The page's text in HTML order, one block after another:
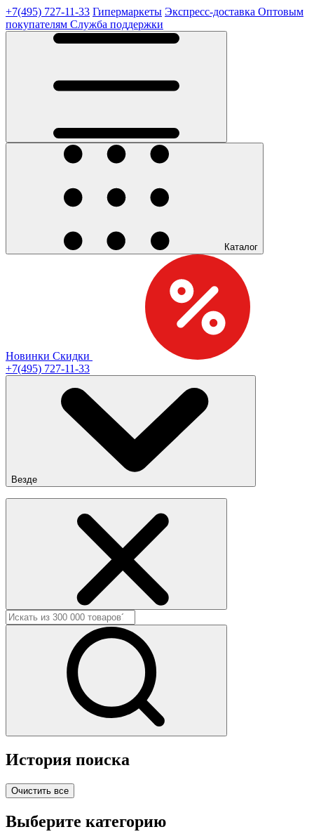
+7(495) 727-11-33 Гипермаркеты Экспресс-доставка Оптовым
покупателям Служба поддержки
Каталог
Новинки Скидки
+7(495) 727-11-33
Везде
История поиска
Очистить все
Выберите категорию